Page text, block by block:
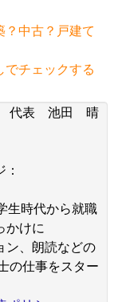
？中古？戸建て
でチェックする
代表 池田 晴
生時代から就職
かけに
ン、朗読などの
の仕事をスター